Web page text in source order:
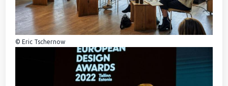
© Eric Tschernow